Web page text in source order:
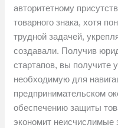
авторитетному
товарного знака, хотя
трудной задачей,
создавали. Получив
стартапов, вы
необходимую для
предпринимательском
обеспечению защиты
экономит неисчислимые